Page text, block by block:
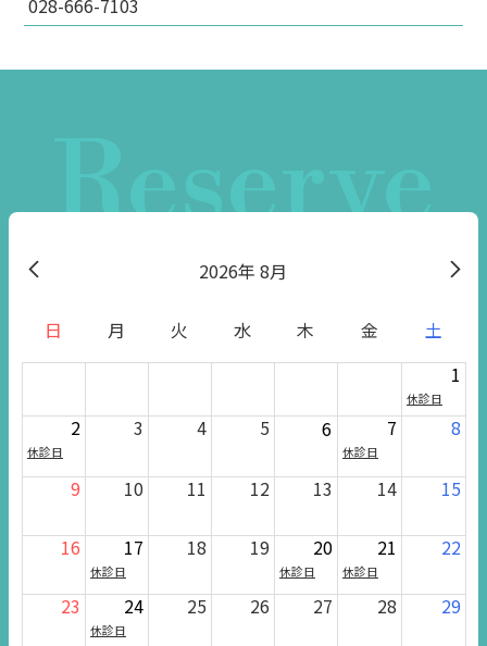
Reserve
2026 8月
日 月 火 水 木 金
土
1
休診日
2
休診日
3 4 5 6 7
休診日
8
9 10 11 12 13 14 15
16 17
休診日
18 19 20
休診日
21
休診日
22
23 24
休診日
25 26 27 28 29